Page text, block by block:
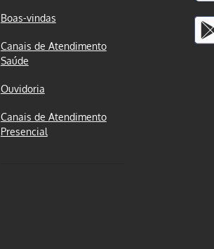
Boas-vindas
Canais de Atendimento
Saúde
Ouvidoria
Canais de Atendimento
Presencial